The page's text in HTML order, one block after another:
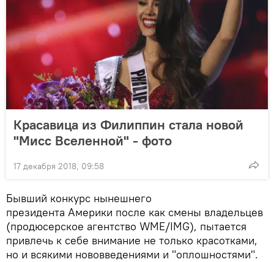
Красавица из Филиппин стала новой
"Мисс Вселенной" - фото
17 декабря 2018, 09:58
Бывший конкурс нынешнего
президента Америки после как смены владельцев
(продюсерское агентство WME/IMG), пытается
привлечь к себе внимание не только красотками,
но и всякими нововведениями и "оплошностями".